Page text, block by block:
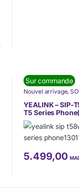
Sur commande
Nouvel arrivage,
DE
TÉLÉPHONIE ,
(VoIP)
YEALINK – SIP-
T5 Series
5.499,00